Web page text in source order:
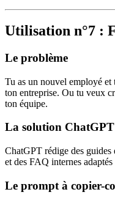
Utilisation n°7 :
Le problème
Tu as un nouvel employé
ton entreprise. Ou tu veux
ton équipe.
La solution ChatGPT
ChatGPT rédige des guides
et des FAQ internes
Le prompt à copier-